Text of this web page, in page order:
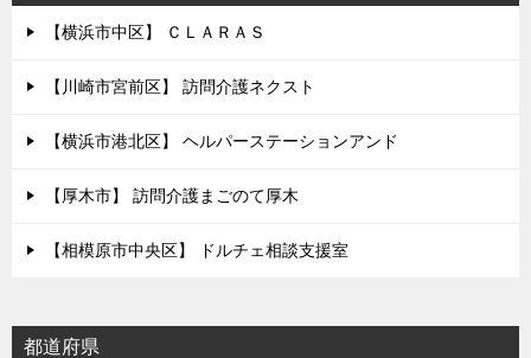
【横浜市中区】 ＣＬＡＲＡＳ
【川崎市宮前区】 訪問介護ネクスト
【横浜市港北区】 ヘルパーステーションアンド
【厚木市】 訪問介護まごのて厚木
【相模原市中央区】 ドルチェ相談支援室
都道府県